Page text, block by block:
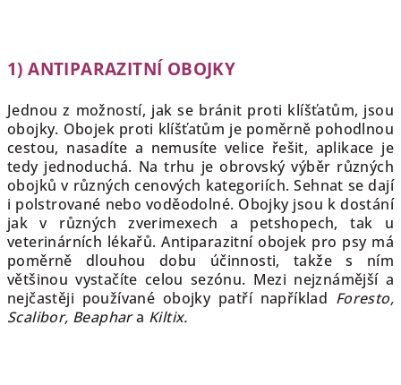
1) ANTIPARAZITNÍ OBOJKY
Jednou z možností, jak se bránit proti klíšťatům, jsou
obojky. Obojek proti klíšťatům je poměrně pohodlnou
cestou, nasadíte a nemusíte velice řešit, aplikace je
tedy jednoduchá. Na trhu je obrovský výběr různých
obojků v různých cenových kategoriích. Sehnat se dají
i polstrované nebo voděodolné. Obojky jsou k dostání
jak v různých zverimexech a petshopech, tak u
veterinárních lékařů. Antiparazitní obojek pro psy má
poměrně dlouhou dobu účinnosti, takže s ním
většinou vystačíte celou sezónu. Mezi nejznámější a
nejčastěji používané obojky patří například Foresto,
Scalibor, Beaphara Kiltix.